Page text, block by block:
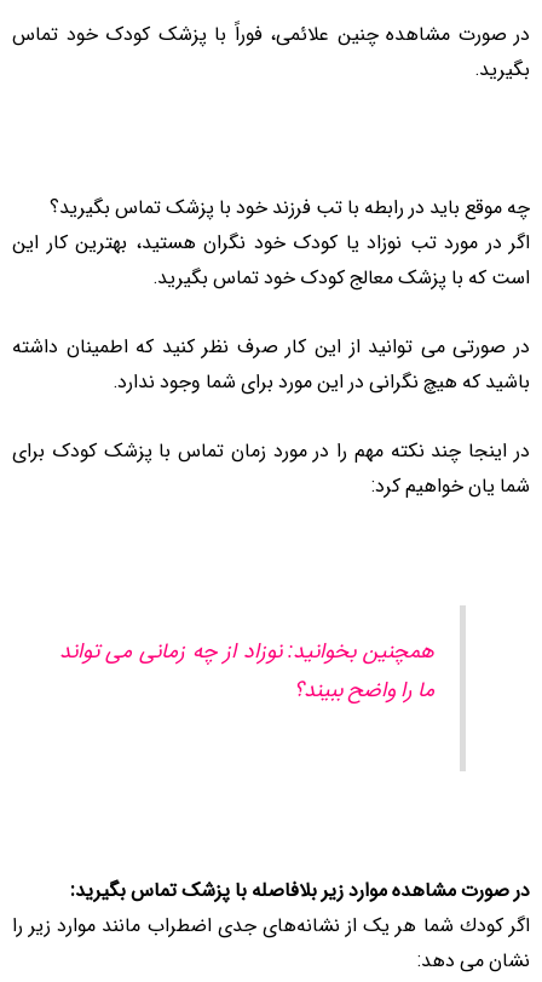
در صورت مشاهده چنین علائمی، فوراً با پزشک کودک خود تماس
بگیرید.
چه موقع باید در رابطه با تب فرزند خود با پزشک تماس بگیرید؟
اگر در مورد تب نوزاد یا کودک خود نگران هستید، بهترین کار این
است که با پزشک معالج کودک خود تماس بگیرید.
در صورتی می توانید از این کار صرف نظر کنید که اطمینان داشته
باشید که هیچ نگرانی در این مورد برای شما وجود ندارد.
در اینجا چند نکته مهم را در مورد زمان تماس با پزشک کودک برای
شما یان خواهیم کرد:
همچنین بخوانید: نوزاد از چه زمانی می تواند
ما را واضح ببیند؟
در صورت مشاهده موارد زیر بلافاصله با پزشک تماس بگیرید:
اگر كودك شما هر یک از نشانه‌های جدی اضطراب مانند موارد زیر را
نشان می دهد: